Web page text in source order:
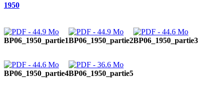
1950
BP06_1950_partie1BP06_1950_partie2BP06_1950_partie3
BP06_1950_partie4BP06_1950_partie5